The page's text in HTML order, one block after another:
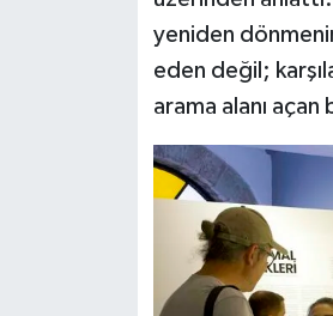
yeniden
eden değil;
arama alanı